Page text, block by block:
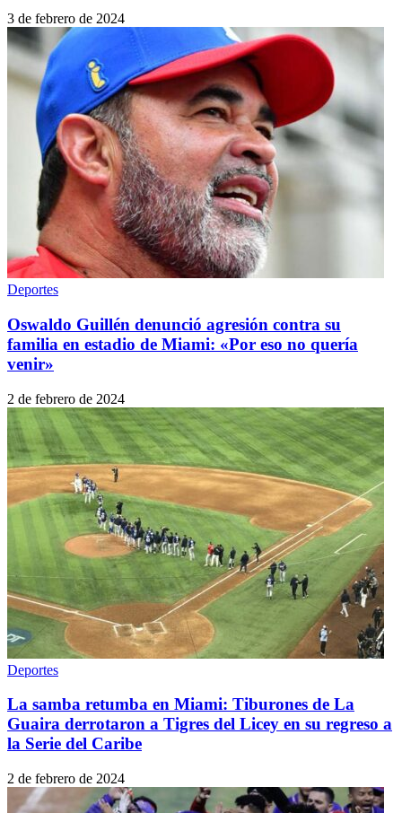
3 de febrero de 2024
Deportes
Oswaldo Guillén denunció agresión contra su
familia en estadio de Miami: «Por eso no quería
venir»
2 de febrero de 2024
Deportes
La samba retumba en Miami: Tiburones de La
Guaira derrotaron a Tigres del Licey en su regreso a
la Serie del Caribe
2 de febrero de 2024